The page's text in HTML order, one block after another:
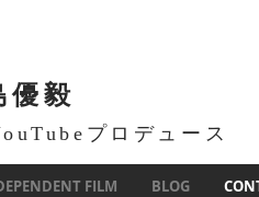
優毅
プロデュース
FILM BLOG